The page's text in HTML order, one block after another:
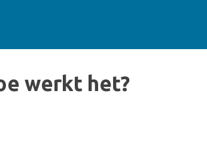
werkt het?